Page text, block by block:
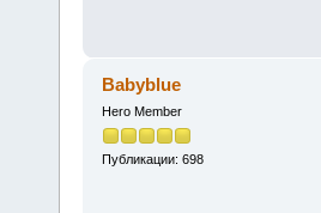
Babyblue
Hero Member
Публикации: 698